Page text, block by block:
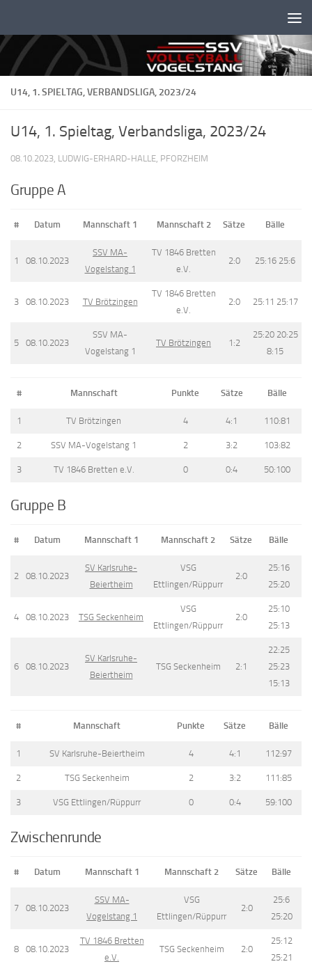
U14, 1. SPIELTAG, VERBANDSLIGA, 2023/24
U14, 1. Spieltag, Verbandsliga, 2023/24
08.10.2023, LUDWIG-ERHARD-HALLE, PFORZHEIM
Gruppe A
# Datum Mannschaft 1 Mannschaft 2 Sätze Bälle
1 08.10.2023
SSV MA-
Vogelstang 1
TV 1846 Bretten
e.V.
2:0 25:16 25:6
3 08.10.2023 TV Brötzingen
TV 1846 Bretten
e.V.
2:0 25:11 25:17
5 08.10.2023
SSV MA-
Vogelstang 1
TV Brötzingen 1:2
25:20 20:25
8:15
# Mannschaft Punkte Sätze Bälle
1 TV Brötzingen 4 4:1 110:81
2 SSV MA-Vogelstang 1 2 3:2 103:82
3 TV 1846 Bretten e.V. 0 0:4 50:100
Gruppe B
# Datum Mannschaft 1 Mannschaft 2 Sätze Bälle
2 08.10.2023
SV Karlsruhe-
Beiertheim
VSG
Ettlingen/Rüppurr
2:0
25:16
25:20
4 08.10.2023 TSG Seckenheim
VSG
Ettlingen/Rüppurr
2:0
25:10
25:13
6 08.10.2023
SV Karlsruhe-
Beiertheim
TSG Seckenheim 2:1
22:25
25:23
15:13
# Mannschaft Punkte Sätze Bälle
1 SV Karlsruhe-Beiertheim 4 4:1 112:97
2 TSG Seckenheim 2 3:2 111:85
3 VSG Ettlingen/Rüppurr 0 0:4 59:100
Zwischenrunde
# Datum Mannschaft 1 Mannschaft 2 Sätze Bälle
7 08.10.2023
SSV MA-
Vogelstang 1
VSG
Ettlingen/Rüppurr
2:0
25:6
25:20
8 08.10.2023
TV 1846 Bretten
e.V.
TSG Seckenheim 2:0
25:12
25:21